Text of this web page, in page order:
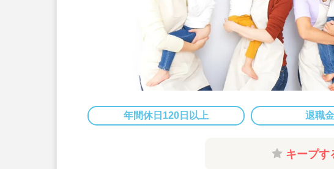
年間休日120日以上 退職
キープす